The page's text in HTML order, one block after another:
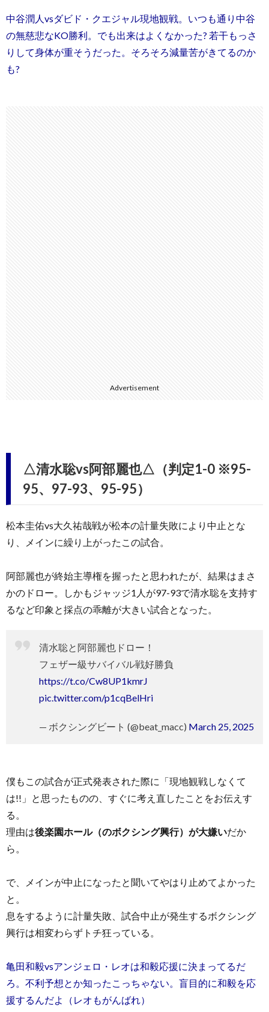
中谷潤人vsダビド・クエジャル現地観戦。いつも通り中谷
の無慈悲なKO勝利。でも出来はよくなかった? 若干もっさ
りして身体が重そうだった。そろそろ減量苦がきてるのか
も?
Advertisement
△清水聡vs阿部麗也△（判定1-0 ※95-
95、97-93、95-95）
松本圭佑vs大久祐哉戦が松本の計量失敗により中止とな
り、メインに繰り上がったこの試合。
阿部麗也が終始主導権を握ったと思われたが、結果はまさ
かのドロー。しかもジャッジ1人が97-93で清水聡を支持す
るなど印象と採点の乖離が大きい試合となった。
清水聡と阿部麗也ドロー！
フェザー級サバイバル戦好勝負
https://t.co/Cw8UP1kmrJ
pic.twitter.com/p1cqBelHri
— ボクシングビート (@beat_macc) March 25, 2025
僕もこの試合が正式発表された際に「現地観戦しなくて
は!!」と思ったものの、すぐに考え直したことをお伝えす
る。
理由は後楽園ホール（のボクシング興行）が大嫌いだか
ら。
で、メインが中止になったと聞いてやはり止めてよかった
と。
息をするように計量失敗、試合中止が発生するボクシング
興行は相変わらずトチ狂っている。
亀田和毅vsアンジェロ・レオは和毅応援に決まってるだ
ろ。不利予想とか知ったこっちゃない。盲目的に和毅を応
援するんだよ（レオもがんばれ）